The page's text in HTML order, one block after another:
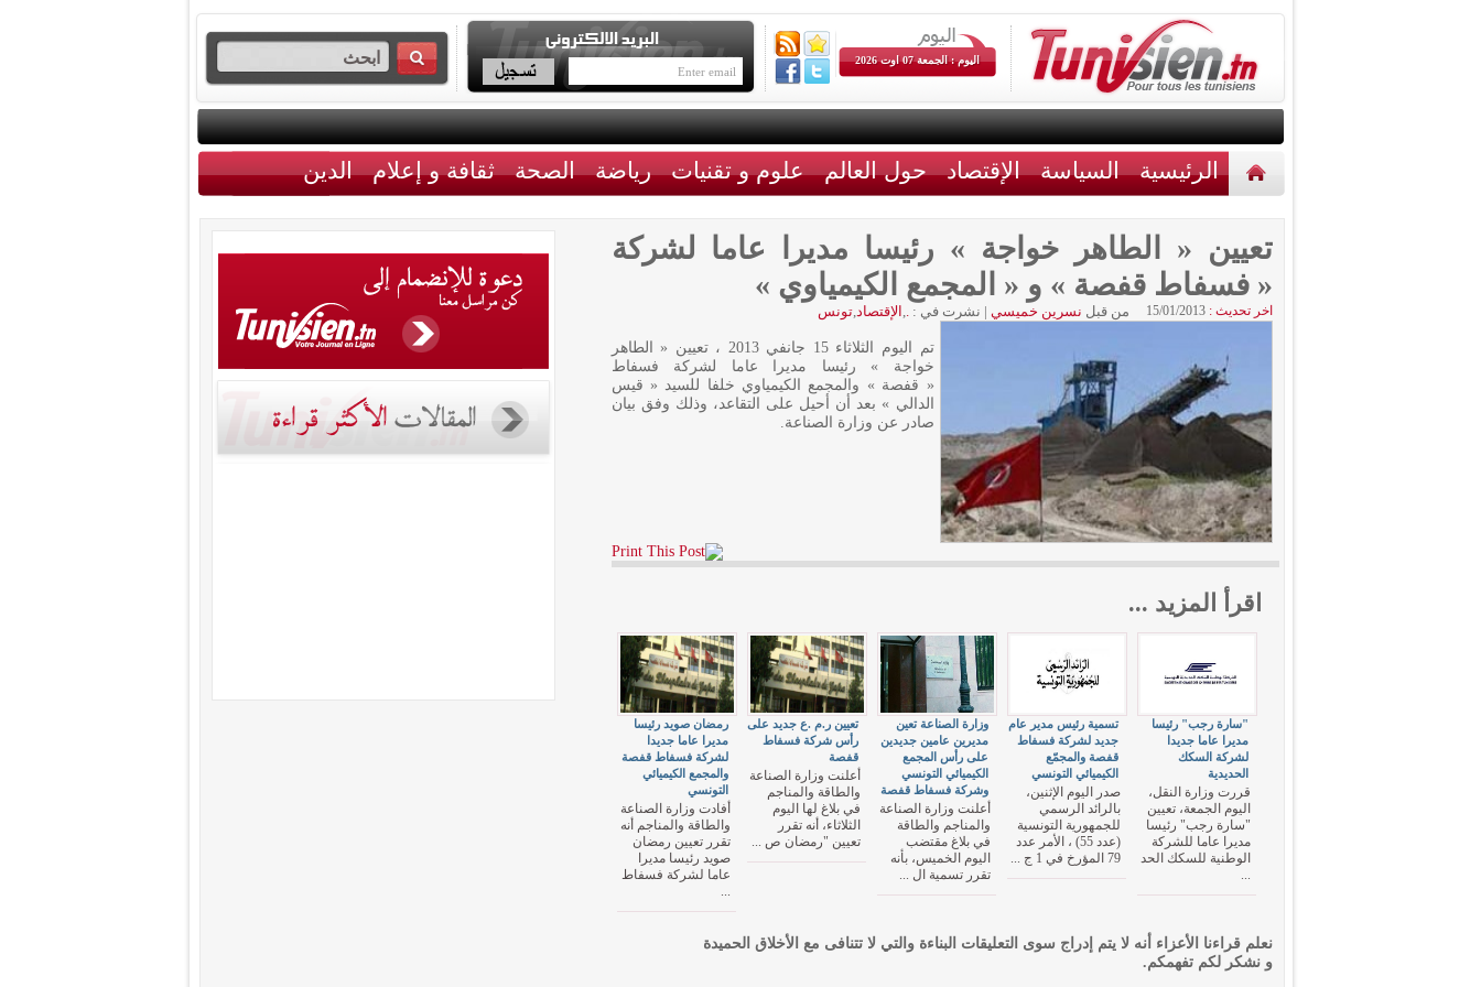
اليوم : الجمعة 07 اوت 2026
الرئيسية السياسة الإقتصاد حول العالم علوم و تقنيات رياضة الصحة ثقافة و إعلام الدين
تعيين « الطاهر خواجة » رئيسا مديرا عاما لشركة
« فسفاط قفصة » و « المجمع الكيمياوي »
اخر تحديث : 15/01/2013 من قبل نسرين خميسي | نشرت في :.
, الإقتصاد,تونس
تم اليوم الثلاثاء 15 جانفي 2013 ، تعيين « الطاهر
خواجة » رئيسا مديرا عاما لشركة فسفاط
« قفصة » والمجمع الكيمياوي خلفا للسيد « قيس
الدالي » بعد أن أحيل على التقاعد، وذلك وفق بيان
صادر عن وزارة الصناعة.
اقرأ المزيد ...
رمضان صويد رئيسا
مديرا عاما جديدا
لشركة فسفاط قفصة
والمجمع الكيميائي
التونسي
أفادت وزارة الصناعة
والطاقة والمناجم أنه
تقرر تعيين رمضان
صويد رئيسا مديرا
عاما لشركة فسفاط
...
تعيين ر.م .ع جديد على
رأس شركة فسفاط
قفصة
أعلنت وزارة الصناعة
والطاقة والمناجم
في بلاغ لها اليوم
الثلاثاء، أنه تقرر
تعيين "رمضان ص ...
وزارة الصناعة تعين
مديرين عامين جديدين
على رأس المجمع
الكيميائي التونسي
وشركة فسفاط قفصة
أعلنت وزارة الصناعة
والمناجم والطاقة
في بلاغ مقتضب
اليوم الخميس، بأنه
تقرر تسمية ال ...
تسمية رئيس مدير عام
جديد لشركة فسفاط
قفصة والمجمّع
الكيميائي التونسي
صدر اليوم الإثنين،
بالرائد الرسمي
للجمهورية التونسية
(عدد 55) ، الأمر عدد
79 المؤرخ في 1 ج ...
"سارة رجب" رئيسا
مديرا عاما جديدا
لشركة السكك
الحديدية
قررت وزارة النقل،
اليوم الجمعة، تعيين
"سارة رجب" رئيسا
مديرا عاما للشركة
الوطنية للسكك الحد
...
نعلم قراءنا الأعزاء أنه لا يتم إدراج سوى التعليقات البناءة والتي لا تتنافى مع الأخلاق الحميدة
و نشكر لكم تفهمكم.